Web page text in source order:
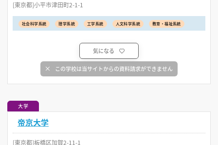
[東京都]小平市津田町2-1-1
社会科学系統 理学系統 工学系統 人文科学系統 教育・福祉系統
気になる
この学校は当サイトからの資料請求ができません
大学
帝京大学
[東京都]板橋区加賀2-11-1